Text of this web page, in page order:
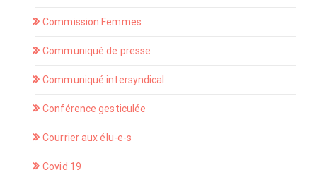
Commission Femmes
Communiqué de presse
Communiqué intersyndical
Conférence gesticulée
Courrier aux élu-e-s
Covid 19